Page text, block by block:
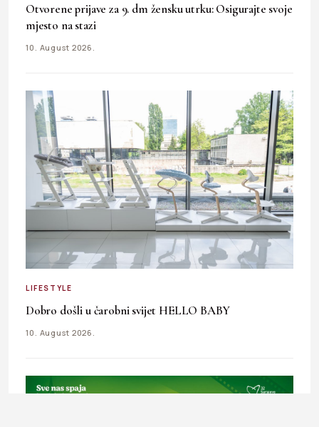
Otvorene prijave za 9. dm žensku utrku: Osigurajte svoje
mjesto na stazi
10. August 2026.
LIFESTYLE
Dobro došli u čarobni svijet HELLO BABY
10. August 2026.